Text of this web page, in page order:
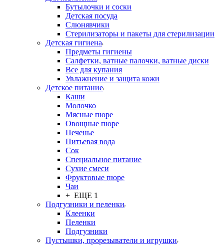
Бутылочки и соски
Детская посуда
Слюнявчики
Стерилизаторы и пакеты для стерилизации
Детская гигиена
Предметы гигиены
Салфетки, ватные палочки, ватные диски
Все для купания
Увлажнение и защита кожи
Детское питание
Каши
Молочко
Мясные пюре
Овощные пюре
Печенье
Питьевая вода
Сок
Специальное питание
Сухие смеси
Фруктовые пюре
Чаи
+ ЕЩЕ 1
Подгузники и пеленки
Клеенки
Пеленки
Подгузники
Пустышки, прорезыватели и игрушки